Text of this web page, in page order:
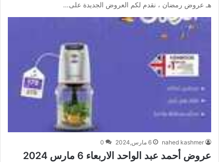
هـ عروض رمضان ، نقدم لكم العروض الجديدة على…
nahed kashmer 6 مارس,2024 0
عروض أحمد عبد الواحد الاربعاء 6 مارس 2024